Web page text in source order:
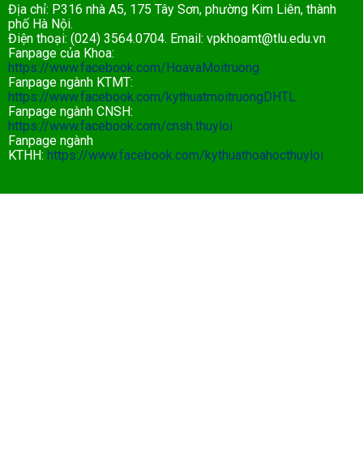
Địa chỉ: P316 nhà A5, 175 Tây Sơn, phường Kim Liên, thành
phố Hà Nội.
Điện thoại: (024) 3564.0704. Email: vpkhoamt@tlu.edu.vn
Fanpage của Khoa:
https://www.facebook.com/HoavaMoitruong
Fanpage ngành KTMT:
https://www.facebook.com/kythuatmoitruongDHTL
Fanpage ngành CNSH:
https://www.facebook.com/cnsh.thuyloi
Fanpage ngành
KTHH: https://www.facebook.com/kythuathoahocthuyloi